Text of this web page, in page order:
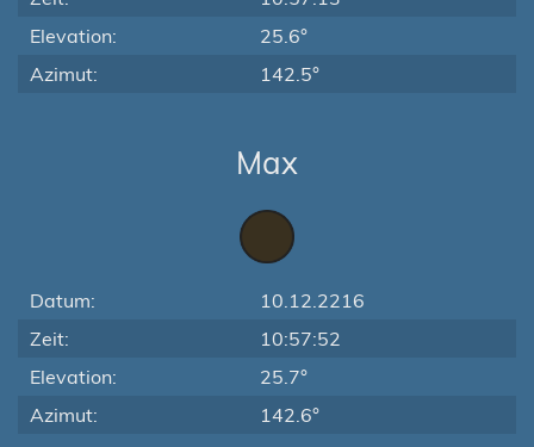
Elevation:
25.6°
Azimut:
142.5°
Max
Datum:
10.12.2216
Zeit:
10:57:52
Elevation:
25.7°
Azimut:
142.6°